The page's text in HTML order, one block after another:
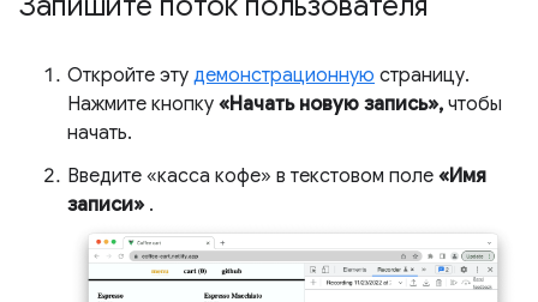
Откройте эту демонстрационную страницу.
Нажмите кнопку «Начать новую запись», чтобы
начать.
Введите «касса кофе» в текстовом поле «Имя
записи» .